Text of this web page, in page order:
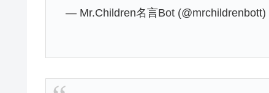
— Mr.Children名言Bot (@mrchildrenbott)